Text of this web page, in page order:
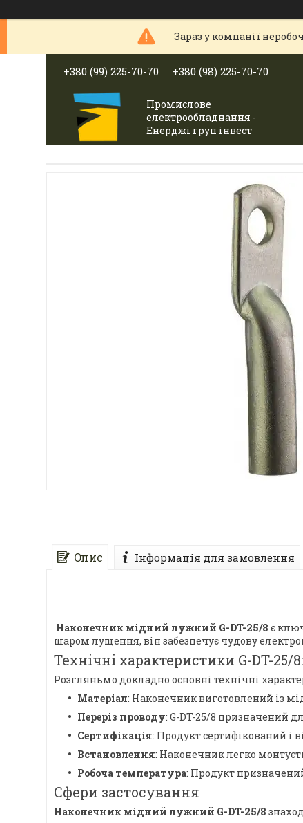
Зараз у компанії
+380 (99) 225-70-70 +380 (98) 225-70-70
Промислове
електрообладнання -
Енерджі груп інвест
Опис Інформація для замовлення
Наконечник мідний лужний G-DT-25/8 є
шаром лущення, він забезпечує чудову
Технічні характеристики G-DT-25/8:
Розгляньмо докладно основні технічні
Матеріал: Наконечник виготовлений із
Переріз проводу: G-DT-25/8 призначений
Сертифікація: Продукт сертифікований і
Встановлення: Наконечник легко
Робоча температура: Продукт
Сфери застосування
Наконечник мідний лужний G-DT-25/8